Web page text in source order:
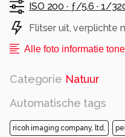
ISO 200 · ƒ/5.6 · 1/
Flitser uit, verplichte
Alle foto informatie
Categorie Natuur
Automatische tags
ricoh imaging company, ltd.